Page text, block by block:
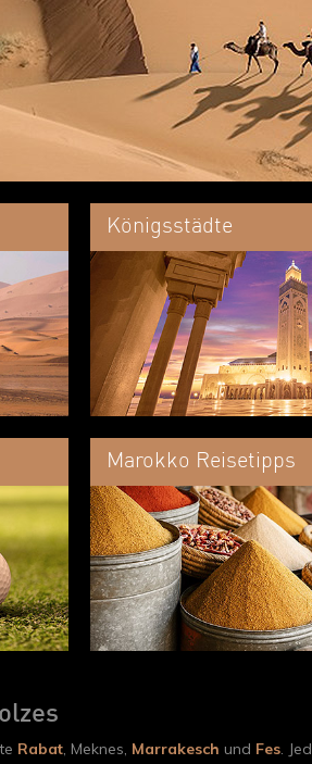
Königsstädte
Marokko Reisetipps
Rabat, Meknes, Marrakesch und Fes.